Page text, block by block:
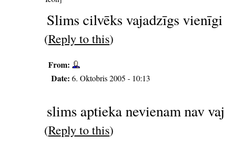
Slims cilvēks vajadzīgs
(Reply to this)
From:
Date: 6. Oktobris 2005 - 10:13
slims aptieka nevienam nav
(Reply to this)